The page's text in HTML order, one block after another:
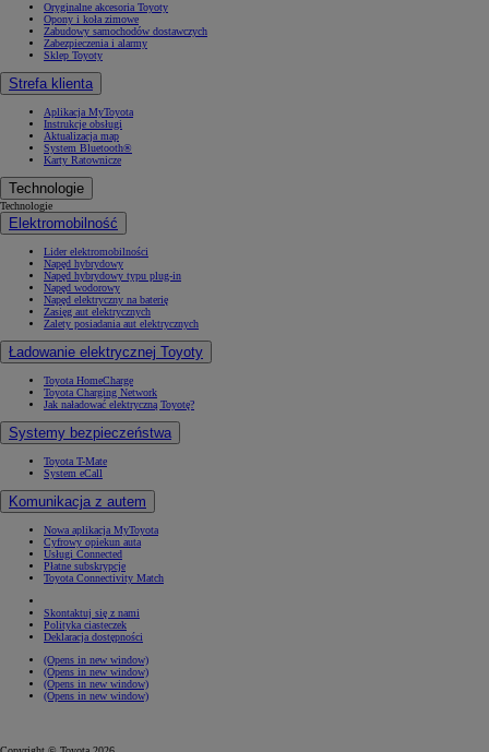
Oryginalne akcesoria Toyoty
Opony i koła zimowe
Zabudowy samochodów dostawczych
Zabezpieczenia i alarmy
Sklep Toyoty
Strefa klienta
Aplikacja MyToyota
Instrukcje obsługi
Aktualizacja map
System Bluetooth®
Karty Ratownicze
Technologie
Technologie
Elektromobilność
Lider elektromobilności
Napęd hybrydowy
Napęd hybrydowy typu plug-in
Napęd wodorowy
Napęd elektryczny na baterię
Zasięg aut elektrycznych
Zalety posiadania aut elektrycznych
Ładowanie elektrycznej Toyoty
Toyota HomeCharge
Toyota Charging Network
Jak naładować elektryczną Toyotę?
Systemy bezpieczeństwa
Toyota T-Mate
System eCall
Komunikacja z autem
Nowa aplikacja MyToyota
Cyfrowy opiekun auta
Usługi Connected
Płatne subskrypcje
Toyota Connectivity Match
Skontaktuj się z nami
Polityka ciasteczek
Deklaracja dostępności
(Opens in new window)
(Opens in new window)
(Opens in new window)
(Opens in new window)